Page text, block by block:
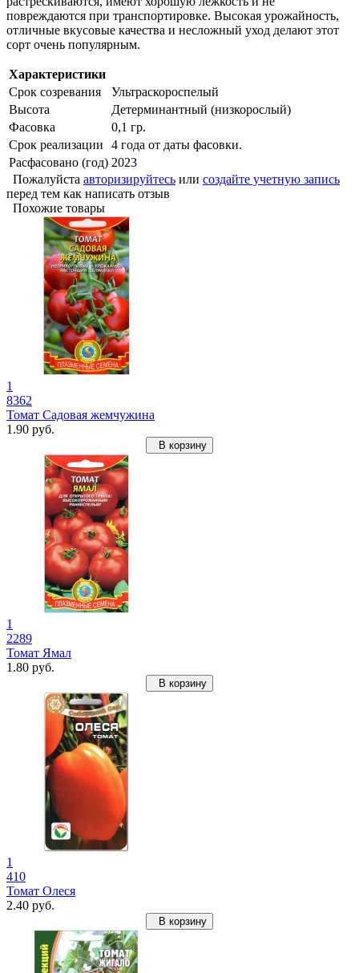
повреждаются при транспортировке. Высокая урожайность,
отличные вкусовые качества и несложный уход делают этот
сорт очень популярным.
Характеристики
Срок созревания
Ультраскороспелый
Высота
Детерминантный (низкорослый)
Фасовка
0,1 гр.
Срок реализации
4 года от даты фасовки.
Расфасовано (год) 2023
Пожалуйста авторизируйтесь или создайте учетную запись
перед тем как написать отзыв
Похожие товары
1
8362
Томат Садовая жемчужина
1.90 руб.
В корзину
1
2289
Томат Ямал
1.80 руб.
В корзину
1
410
Томат Олеся
2.40 руб.
В корзину